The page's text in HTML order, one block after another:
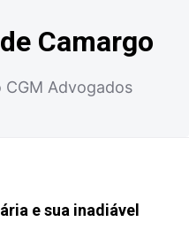
Camargo
Advogados
e sua inadiável